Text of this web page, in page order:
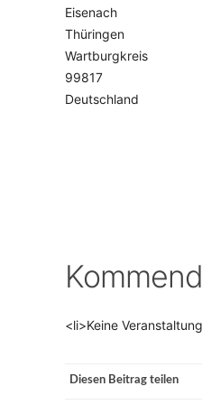
Eisenach
Thüringen
Wartburgkreis
99817
Deutschland
<li>Keine
Diesen Beitrag teilen